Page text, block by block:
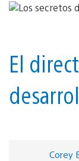
El
Corey